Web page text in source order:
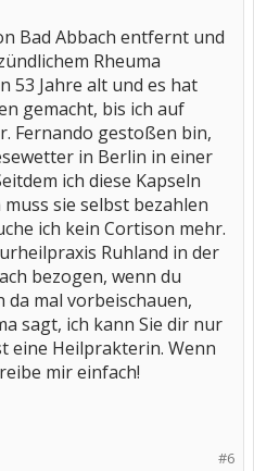
Bad Abbach entfernt und
Rheuma
53 Jahre alt und es hat
gemacht, bis ich auf
Fernando gestoßen bin,
in Berlin in einer
ich diese Kapseln
sie selbst bezahlen
ich kein Cortison mehr.
Ruhland in der
bezogen, wenn du
mal vorbeischauen,
sagt, ich kann Sie dir nur
eine Heilprakterin. Wenn
mir einfach!
#6